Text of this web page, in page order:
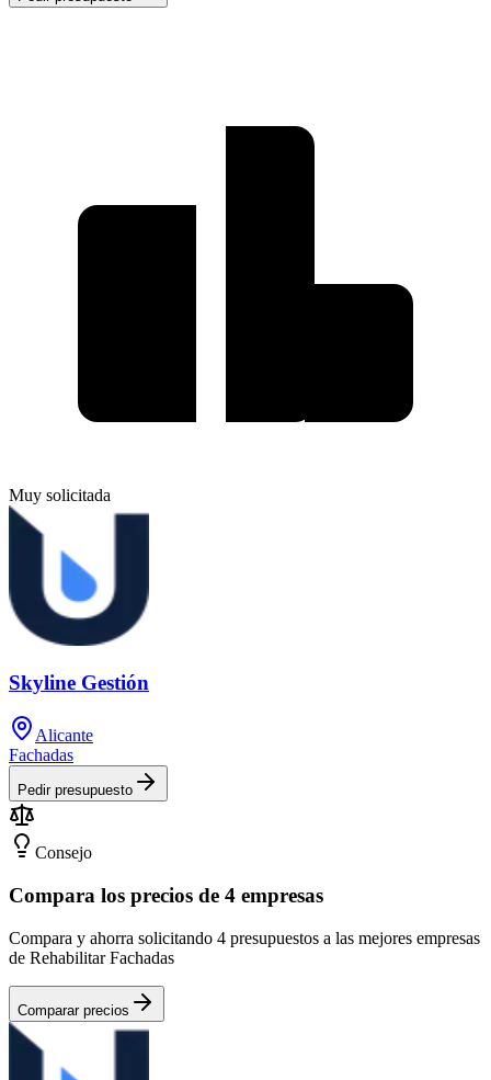
Muy solicitada
Skyline Gestión
Alicante
Fachadas
Pedir presupuesto
Consejo
Compara los precios de 4 empresas
Compara y ahorra solicitando 4 presupuestos a las mejores empresas
de Rehabilitar Fachadas
Comparar precios